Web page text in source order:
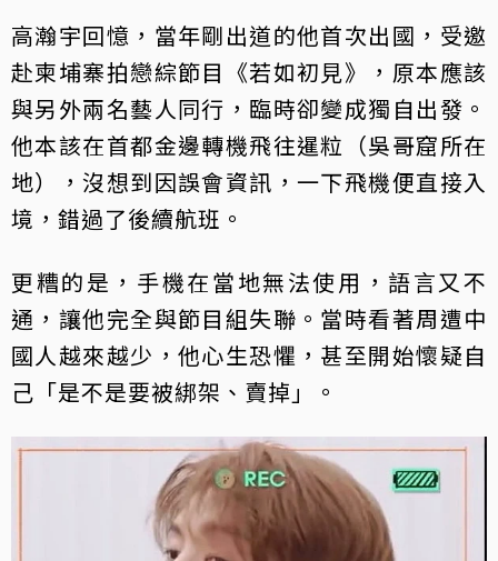
高瀚宇回憶，當年剛出道的他首次出國，受邀
赴柬埔寨拍戀綜節目《若如初見》，原本應該
與另外兩名藝人同行，臨時卻變成獨自出發。
他本該在首都金邊轉機飛往暹粒（吳哥窟所在
地），沒想到因誤會資訊，一下飛機便直接入
境，錯過了後續航班。
更糟的是，手機在當地無法使用，語言又不
通，讓他完全與節目組失聯。當時看著周遭中
國人越來越少，他心生恐懼，甚至開始懷疑自
己「是不是要被綁架、賣掉」。